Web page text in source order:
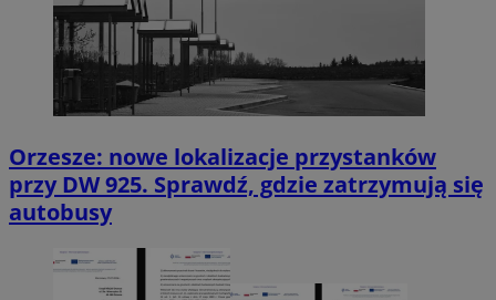
Orzesze: nowe lokalizacje przystanków
przy DW 925. Sprawdź, gdzie zatrzymują się
autobusy